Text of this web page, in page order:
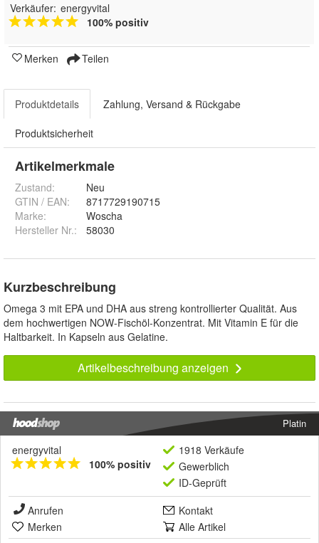
Verkäufer: energyvital
100% positiv
Merken Teilen
Produktdetails Zahlung, Versand & Rückgabe
Produktsicherheit
Artikelmerkmale
Zustand:
Neu
GTIN / EAN:
8717729190715
Marke:
Woscha
Hersteller Nr.:
58030
Kurzbeschreibung
Omega 3 mit EPA und DHA aus streng kontrollierter Qualität. Aus
dem hochwertigen NOW-Fischöl-Konzentrat. Mit Vitamin E für die
Haltbarkeit. In Kapseln aus Gelatine.
Artikelbeschreibung anzeigen
Platin
energyvital
100% positiv
1918 Verkäufe
Gewerblich
ID-Geprüft
Anrufen
Kontakt
Merken
Alle Artikel